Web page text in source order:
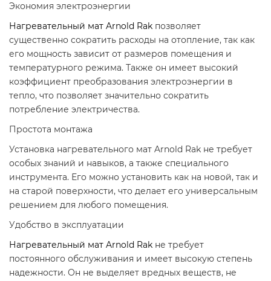
Экономия электроэнергии
Нагревательный мат Arnold Rak позволяет
существенно сократить расходы на отопление, так как
его мощность зависит от размеров помещения и
температурного режима. Также он имеет высокий
коэффициент преобразования электроэнергии в
тепло, что позволяет значительно сократить
потребление электричества.
Простота монтажа
Установка нагревательного мат Arnold Rak не требует
особых знаний и навыков, а также специального
инструмента. Его можно установить как на новой, так и
на старой поверхности, что делает его универсальным
решением для любого помещения.
Удобство в эксплуатации
Нагревательный мат Arnold Rak не требует
постоянного обслуживания и имеет высокую степень
надежности. Он не выделяет вредных веществ, не